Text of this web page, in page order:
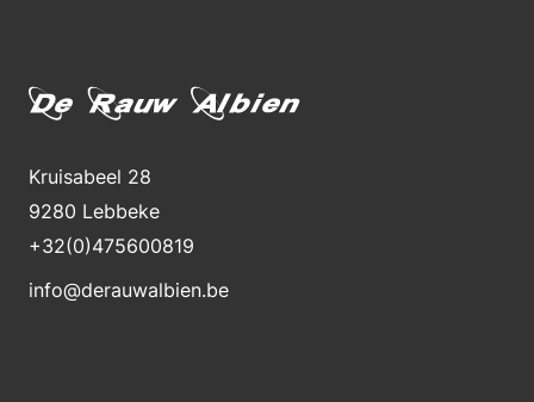
Kruisabeel 28
9280 Lebbeke
+32(0)475600819
info@derauwalbien.be